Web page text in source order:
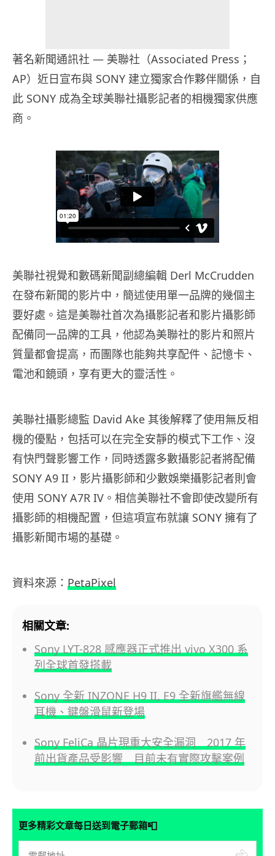
著名新聞通訊社 — 美聯社（Associated Press；
AP）近日宣布與 SONY 建立獨家合作夥伴關係，自
此 SONY 成為全球美聯社攝影記者的相機獨家供應
商。
美聯社視覺和數碼新聞副總編輯 Derl McCrudden
在發布新聞的影片中，簡述使用單一品牌的幾個主
要好處。這是美聯社首次為攝影記者和影片攝影師
配備同一品牌的工具，他認為美聯社的影片和照片
質量都會提高，而團隊也能夠共享配件、記憶卡、
電池和鏡頭，享有更大的靈活性。
美聯社攝影總監 David Ake 其後解釋了使用無反相
機的優點，包括可以在完全安靜的模式下工作、沒
有快門聲影響工作，同時透露多數攝影記者將配備
SONY A9 II，影片攝影師和少數娛樂攝影記者則會
使用 SONY A7R IV。相信美聯社不會即使改變所有
攝影師的相機配置，但這項宣布就讓 SONY 擁有了
攝影新聞市場的基礎。
資料來源： PetaPixel
相關文章:
Sony LYT-828 感應器正式推出 vivo X300 系
列全球首發搭載
Sony 全新 INZONE H9 II, E9 全新旗艦無線
耳機、鍵盤滑鼠新登場
Sony FeliCa 晶片現重大安全漏洞 2017 年
前出貨產品受影響 目前未有實際攻擊案例
更多精彩文章每日送到電子郵箱📮